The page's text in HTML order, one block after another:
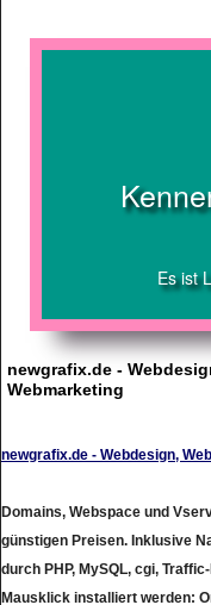
Es ist
newgrafix.de -
Webmarketing
newgrafix.de - Webdesign,
Domains, Webspace und
günstigen Preisen. Inklusive
durch PHP, MySQL, cgi,
Mausklick installiert werden: